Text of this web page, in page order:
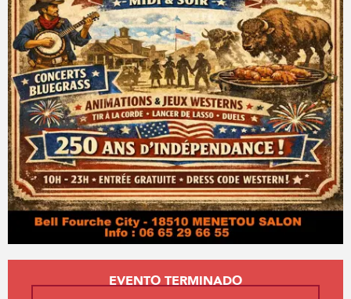
Horarios y datos de contacto
EVENTO TERMINADO